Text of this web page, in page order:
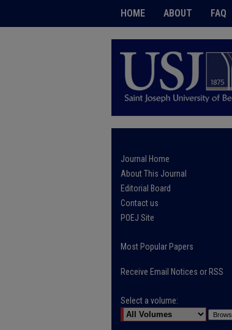
HOME ABOUT FAQ
Journal Home
About This Journal
Editorial Board
Contact us
POEJ Site
Most Popular Papers
Receive Email Notices or RSS
Select a volume: